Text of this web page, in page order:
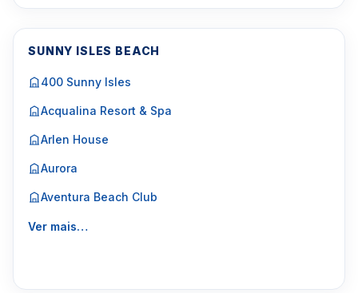
SUNNY ISLES BEACH
400 Sunny Isles
Acqualina Resort & Spa
Arlen House
Aurora
Aventura Beach Club
Ver mais…